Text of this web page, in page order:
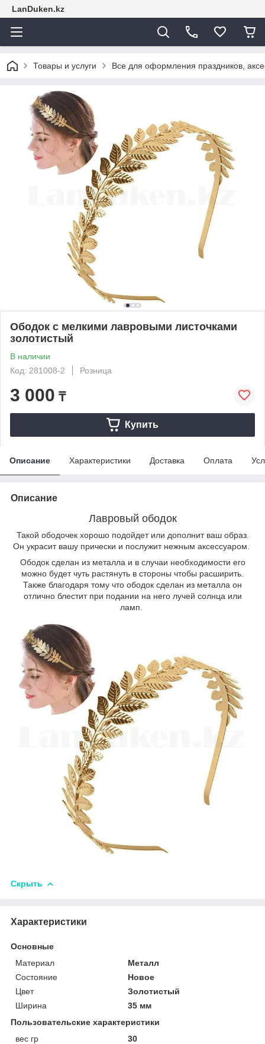
LanDuken.kz
Товары и услуги Все для оформления праздников,
Ободок с мелкими лавровыми листочками
золотистый
В наличии
Код: 281008-2
Розница
3 000 ₸
Купить
Описание Характеристики Доставка Оплата
Описание
Лавровый ободок
Такой ободочек хорошо подойдет или дополнит ваш образ.
Он украсит вашу прически и послужит нежным аксессуаром.
Ободок сделан из металла и в случаи необходимости его
можно будет чуть растянуть в стороны чтобы расширить.
Также благодаря тому что ободок сделан из металла он
отлично блестит при подании на него лучей солнца или
ламп.
Скрыть
Характеристики
Основные
Материал
Металл
Состояние
Новое
Цвет
Золотистый
Ширина
35 мм
Пользовательские характеристики
вес гр
30